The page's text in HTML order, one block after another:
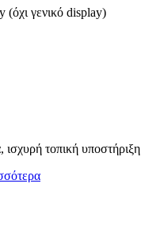
γενικό display)
τοπική υποστήριξη